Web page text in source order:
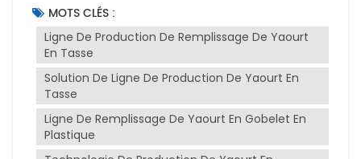
a) Réception et stockage des matières premières :
les matières premières comprennent le lait, le lait
en poudre, additifs alimentaires, etc. b) Nettoyage
et désinfection : Nettoyer et désinfecter
l'équipement et les conteneurs pour assurer les
conditions sanitaires. c) Mélange et ajustement :
Mélangez et ajustez différents ingrédients selon les
exigences de la recette.2. Chauffage et
stérilisation : a) Stérilisation : Stérilisez le liquide
MOTS CLÉS :
Ligne De Production De Remplissage De Yaourt
En Tasse
Solution De Ligne De Production De Yaourt En
Tasse
Ligne De Remplissage De Yaourt En Gobelet En
Plastique